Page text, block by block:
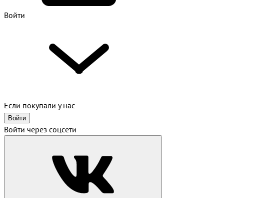
Войти
Если покупали у нас
Войти
Войти через соцсети